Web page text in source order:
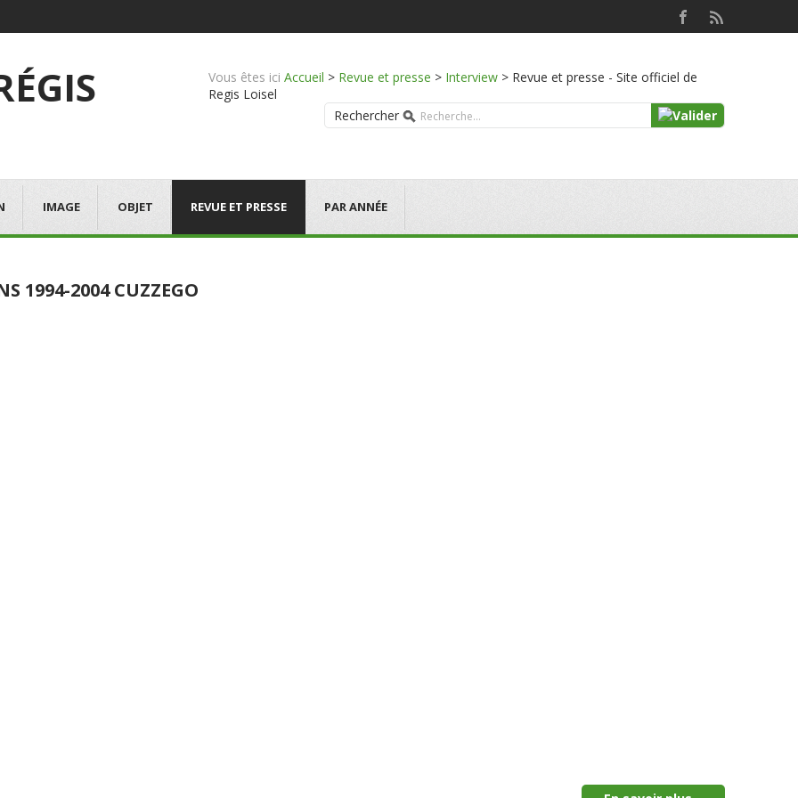
Vous êtes ici Accueil > Revue et presse > Interview > Revue et presse - Site officiel de
Regis Loisel
Rechercher
IMAGE OBJET REVUE ET PRESSE PAR ANNÉE
1994-2004 CUZZEGO